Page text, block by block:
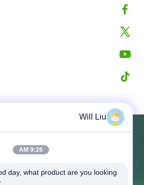
Will Liu
9:26 AM
day, what product are you looking